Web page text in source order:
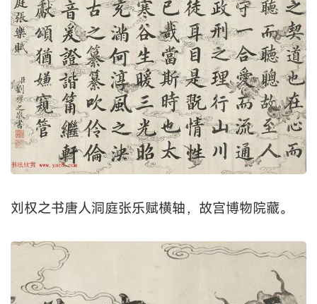
刘权之书唐人洞庭张乐赋横轴，故宫博物院藏。